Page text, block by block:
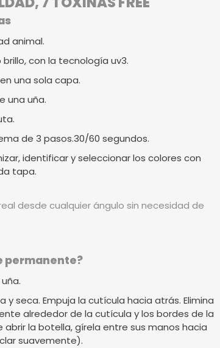
animal.
con la tecnología uv3.
una sola capa.
una uña.
de 3 pasos.30/60 segundos.
identificar y seleccionar los colores con
tapa.
desde cualquier ángulo sin necesidad de
permanente?
seca. Empuja la cutícula hacia atrás. Elimina
alrededor de la cutícula y los bordes de la
la botella, gírela entre sus manos hacia
suavemente).